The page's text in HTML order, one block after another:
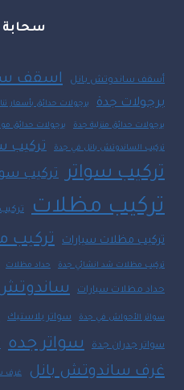
أسقف ساندوتش بانل اسقف
برجولات جدة برجولات حدائق بأسعار
برجولات حدائق منزلية جدة برجولات حدائق
تركيب الساندوتش بانل في جدة تركيب
تركيب سواتر تركيب
تركيب مظلات
تركيب مظلات سيارات تركيب
تركيب مظلات شد انشائي جدة حداد مظلات
حداد مظلات سيارات ساندوتش
سواتر الأحواش في جدة سواتر بلاستيك
سواتر جدران جدة سواتر جده
غرف ساندوتش بانل غرف